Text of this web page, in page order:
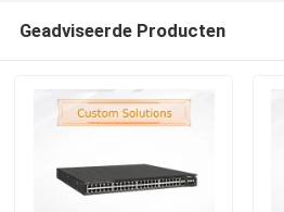
Geadviseerde Producten